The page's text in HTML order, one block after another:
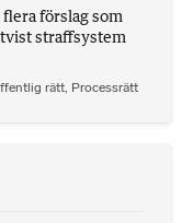
förslag som
straffsystem
rätt, Processrätt